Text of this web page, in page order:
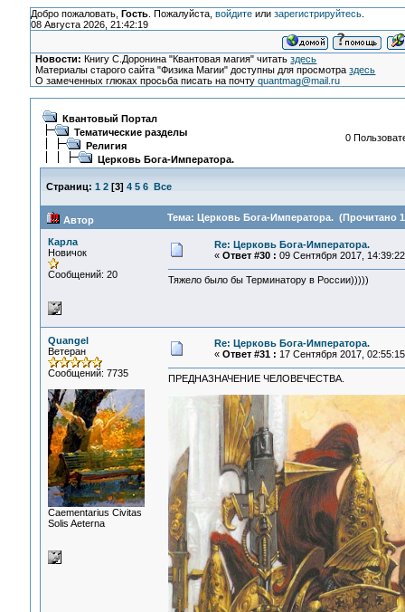
Добро пожаловать, Гость. Пожалуйста, войдитеили зарегистрируйтесь.
08 Августа 2026, 21:42:19
Новости: Книгу С.Доронина "Квантовая магия" читатьздесь
Материалы старого сайта "Физика Магии" доступны для просмотраздесь
О замеченных глюках просьба писать на почтуquantmag@mail.ru
Квантовый Портал
Тематические разделы
Религия
Церковь Бога-Императора.
0
Страниц: 1 2[3] 4 5 6 Все
Автор Тема: Церковь Бога-Императора. (Прочитано
Карла
Новичок
Сообщений: 20
Re: Церковь Бога-Императора.
« Ответ #30 : 09 Сентября 2017,
Тяжело было бы Терминатору в России)))))
Quangel
Ветеран
Сообщений: 7735
Сaementarius Civitas
Solis Aeterna
Re: Церковь Бога-Императора.
« Ответ #31 : 17 Сентября 2017,
ПРЕДНАЗНАЧЕНИЕ ЧЕЛОВЕЧЕСТВА.